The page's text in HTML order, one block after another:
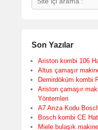
Son Yazılar
Ariston kombi 106
Altus çamaşır
Demirdöküm kombi
Ariston çamaşır
Yöntemleri
A7 Arıza Kodu
Bosch kombi CE
Miele bulaşık